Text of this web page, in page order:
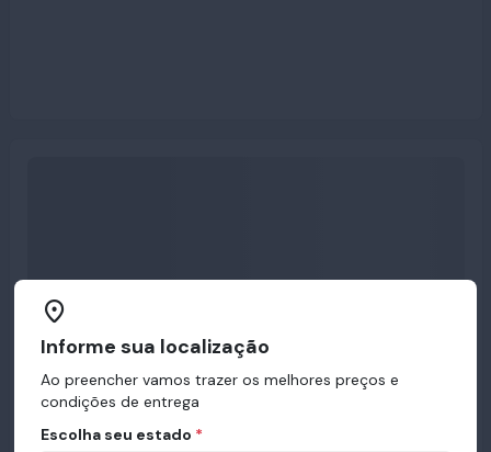
Informe sua localização
Ao preencher vamos trazer os melhores preços e
condições de entrega
Escolha seu estado *